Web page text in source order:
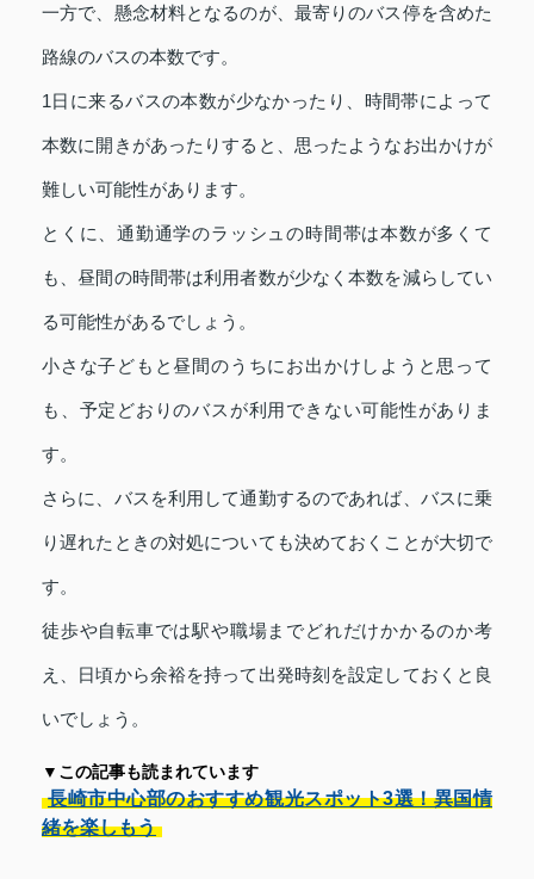
一方で、懸念材料となるのが、最寄りのバス停を含めた
路線のバスの本数です。
1日に来るバスの本数が少なかったり、時間帯によって
本数に開きがあったりすると、思ったようなお出かけが
難しい可能性があります。
とくに、通勤通学のラッシュの時間帯は本数が多くて
も、昼間の時間帯は利用者数が少なく本数を減らしてい
る可能性があるでしょう。
小さな子どもと昼間のうちにお出かけしようと思って
も、予定どおりのバスが利用できない可能性がありま
す。
さらに、バスを利用して通勤するのであれば、バスに乗
り遅れたときの対処についても決めておくことが大切で
す。
徒歩や自転車では駅や職場までどれだけかかるのか考
え、日頃から余裕を持って出発時刻を設定しておくと良
いでしょう。
▼この記事も読まれています
長崎市中心部のおすすめ観光スポット3選！異国情
緒を楽しもう